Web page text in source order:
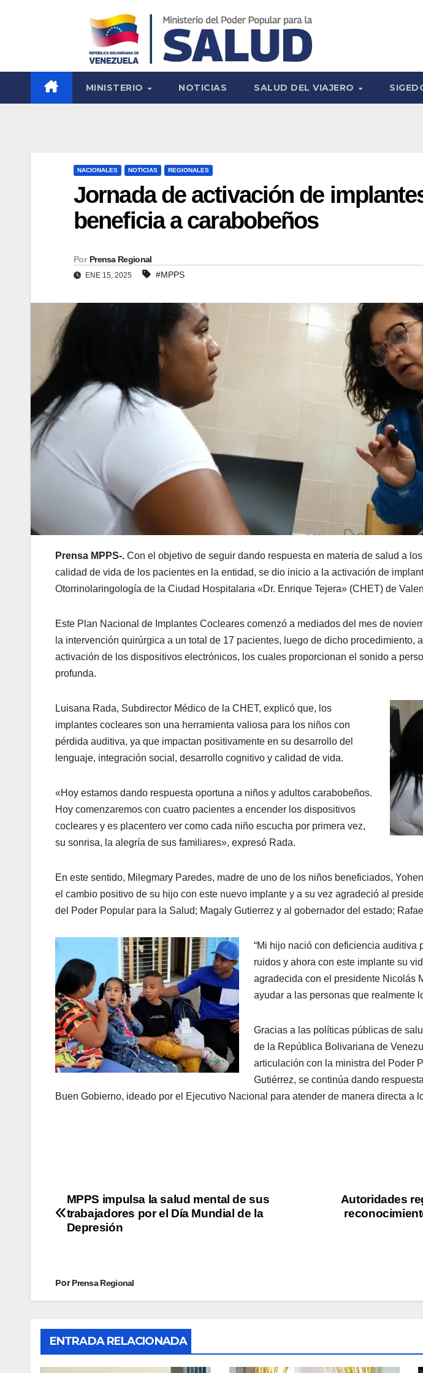
MINISTERIO NOTICIAS SALUD DEL VIAJERO
NACIONALES NOTICIAS REGIONALES
Jornada de activación de
beneficia a carabobeños
Por Prensa Regional
ENE 15, 2025 #MPPS
Prensa MPPS-. Con el objetivo de seguir dando respuesta en materia de salud a
calidad de vida de los pacientes en la entidad, se dio inicio a la activación de
Otorrinolaringología de la Ciudad Hospitalaria «Dr. Enrique Tejera» (CHET) de
Este Plan Nacional de Implantes Cocleares comenzó a mediados del mes de
la intervención quirúrgica a un total de 17 pacientes, luego de dicho procedimiento,
activación de los dispositivos electrónicos, los cuales proporcionan el sonido a
profunda.
Luisana Rada, Subdirector Médico de la CHET, explicó que, los
implantes cocleares son una herramienta valiosa para los niños con
pérdida auditiva, ya que impactan positivamente en su desarrollo del
lenguaje, integración social, desarrollo cognitivo y calidad de vida.
«Hoy estamos dando respuesta oportuna a niños y adultos carabobeños.
Hoy comenzaremos con cuatro pacientes a encender los dispositivos
cocleares y es placentero ver como cada niño escucha por primera vez,
su sonrisa, la alegría de sus familiares», expresó Rada.
En este sentido, Milegmary Paredes, madre de uno de los niños beneficiados,
el cambio positivo de su hijo con este nuevo implante y a su vez agradeció al
del Poder Popular para la Salud; Magaly Gutierrez y al gobernador del estado;
“Mi hijo nació con deficiencia auditiva
ruidos y ahora con este implante su
agradecida con el presidente Nicolás
ayudar a las personas que realmente
Gracias a las políticas públicas de
de la República Bolivariana de
articulación con la ministra del Poder
Gutiérrez, se continúa dando
Buen Gobierno, ideado por el Ejecutivo Nacional para atender de manera directa a
Autoridades
MPPS impulsa la salud mental de sus
trabajadores por el Día Mundial de la
Depresión
PorPrensa Regional
ENTRADA RELACIONADA